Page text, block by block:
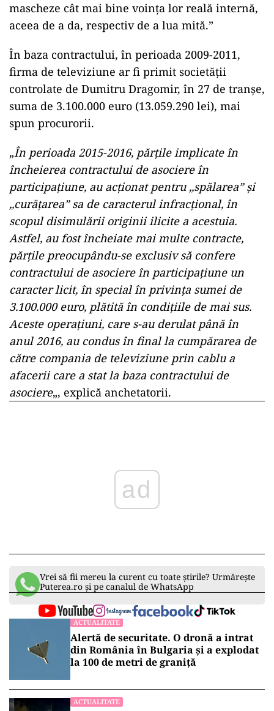
mascheze cât mai bine voinţa lor reală internă,
aceea de a da, respectiv de a lua mită.”
În baza contractului, în perioada 2009-2011,
firma de televiziune ar fi primit societăţii
controlate de Dumitru Dragomir, în 27 de tranşe,
suma de 3.100.000 euro (13.059.290 lei), mai
spun procurorii.
„În perioada 2015-2016, părţile implicate în
încheierea contractului de asociere în
participaţiune, au acţionat pentru ,,spălarea” şi
,,curăţarea” sa de caracterul infracţional, în
scopul disimulării originii ilicite a acestuia.
Astfel, au fost încheiate mai multe contracte,
părţile preocupându-se exclusiv să confere
contractului de asociere în participaţiune un
caracter licit, în special în privinţa sumei de
3.100.000 euro, plătită în condiţiile de mai sus.
Aceste operaţiuni, care s-au derulat până în
anul 2016, au condus în final la cumpărarea de
către compania de televiziune prin cablu a
afacerii care a stat la baza contractului de
asociere„, explică anchetatorii.
ad
Vrei să fii mereu la curent cu toate știrile? Urmărește
Puterea.ro și pe canalul de WhatsApp
ACTUALITATE
Alertă de securitate. O dronă a intrat
din România în Bulgaria şi a explodat
la 100 de metri de graniţă
ACTUALITATE